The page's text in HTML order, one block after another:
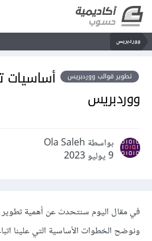
ووردبريس
تطوير قوالب ووردبريس
أساسيات
ووردبريس
بواسطة Ola Saleh
9 يوليو 2023
في مقال اليوم سنتحدث عن أهمية
ونوضح الخطوات الأساسية التي علينا